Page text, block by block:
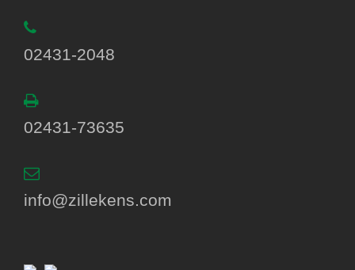
02431-2048
02431-73635
info@zillekens.com